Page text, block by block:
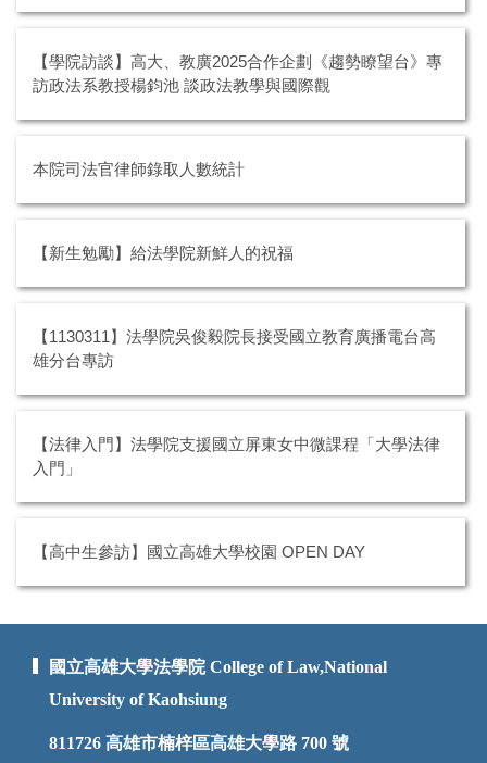
【學院訪談】高大、教廣2025合作企劃《趨勢瞭望台》專
訪政法系教授楊鈞池 談政法教學與國際觀
本院司法官律師錄取人數統計
【新生勉勵】給法學院新鮮人的祝福
【1130311】法學院吳俊毅院長接受國立教育廣播電台高
雄分台專訪
【法律入門】法學院支援國立屏東女中微課程「大學法律
入門」
【高中生參訪】國立高雄大學校園 OPEN DAY
國立高雄大學法學院 College of Law,National
University of Kaohsiung
811726 高雄市楠梓區高雄大學路 700 號